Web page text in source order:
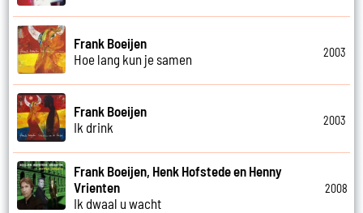
Frank Boeijen
Hoe lang kun je samen
2003
Frank Boeijen
Ik drink
2003
Frank Boeijen, Henk Hofstede en Henny
Vrienten
Ik dwaal u wacht
2008